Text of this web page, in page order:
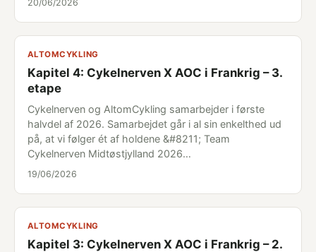
20/06/2026
ALTOMCYKLING
Kapitel 4: Cykelnerven X AOC i Frankrig – 3.
etape
Cykelnerven og AltomCykling samarbejder i første
halvdel af 2026. Samarbejdet går i al sin enkelthed ud
på, at vi følger ét af holdene &#8211; Team
Cykelnerven Midtøstjylland 2026…
19/06/2026
ALTOMCYKLING
Kapitel 3: Cykelnerven X AOC i Frankrig – 2.